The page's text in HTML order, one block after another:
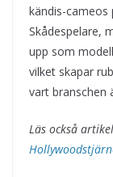
kändis-cameos
Skådespelare,
upp som
vilket skapar
vart branschen
Läs också